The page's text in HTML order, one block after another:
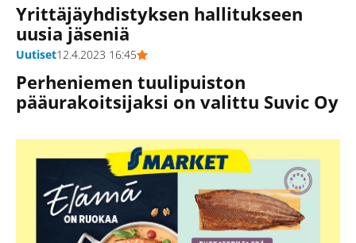
Yrittäjäyhdistyksen hallitukseen
uusia jäseniä
Uutiset12.4.2023 16:45
Perheniemen tuulipuiston
pääurakoitsijaksi on valittu Suvic Oy